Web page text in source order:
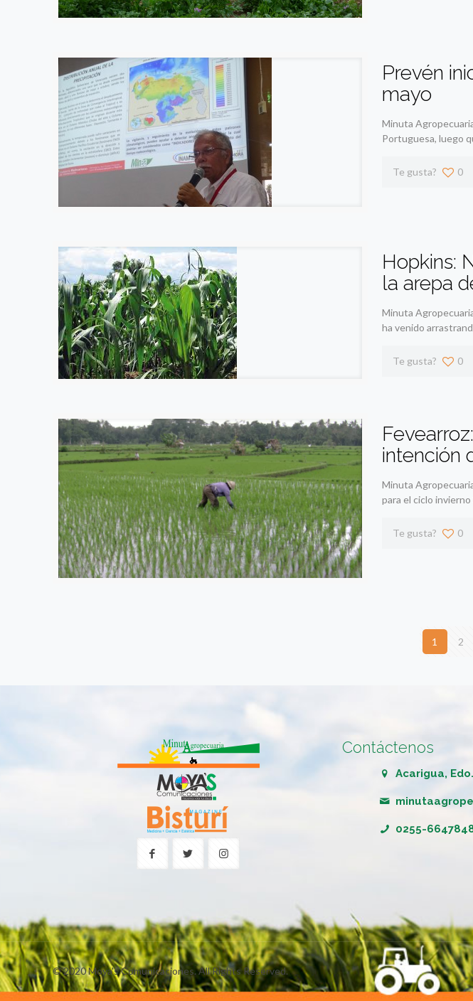
Prevén
mayo
Minuta
Portuguesa, luego
Te gusta? 0
Hopkins:
la arepa
Minuta
ha venido
Te gusta? 0
intención
Minuta
para el ciclo invierno
Te gusta? 0
1 2
Contáctenos
Acarigua,
0255-
© 2020 Moya's Comunicaciones. All Rights Reserved.